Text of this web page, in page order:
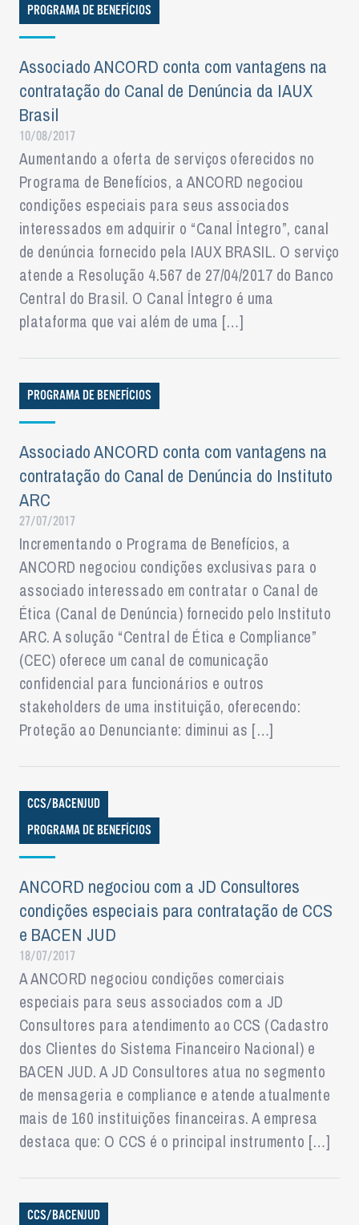
PROGRAMA DE BENEFÍCIOS
Associado ANCORD conta com vantagens na
contratação do Canal de Denúncia da IAUX
Brasil
10/08/2017
Aumentando a oferta de serviços oferecidos no
Programa de Benefícios, a ANCORD negociou
condições especiais para seus associados
interessados em adquirir o “Canal Íntegro”, canal
de denúncia fornecido pela IAUX BRASIL. O serviço
atende a Resolução 4.567 de 27/04/2017 do Banco
Central do Brasil. O Canal Íntegro é uma
plataforma que vai além de uma […]
PROGRAMA DE BENEFÍCIOS
Associado ANCORD conta com vantagens na
contratação do Canal de Denúncia do Instituto
ARC
27/07/2017
Incrementando o Programa de Benefícios, a
ANCORD negociou condições exclusivas para o
associado interessado em contratar o Canal de
Ética (Canal de Denúncia) fornecido pelo Instituto
ARC. A solução “Central de Ética e Compliance”
(CEC) oferece um canal de comunicação
confidencial para funcionários e outros
stakeholders de uma instituição, oferecendo:
Proteção ao Denunciante: diminui as […]
CCS/BACENJUD
PROGRAMA DE BENEFÍCIOS
ANCORD negociou com a JD Consultores
condições especiais para contratação de CCS
e BACEN JUD
18/07/2017
A ANCORD negociou condições comerciais
especiais para seus associados com a JD
Consultores para atendimento ao CCS (Cadastro
dos Clientes do Sistema Financeiro Nacional) e
BACEN JUD. A JD Consultores atua no segmento
de mensageria e compliance e atende atualmente
mais de 160 instituições financeiras. A empresa
destaca que: O CCS é o principal instrumento […]
CCS/BACENJUD